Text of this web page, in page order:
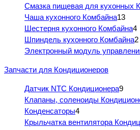
Смазка пищевая для кухонных
Чаша кухонного Комбайна13
Шестерня кухонного Комбайна4
Шпиндель кухонного Комбайна2
Электронный модуль
Запчасти для Кондиционеров
Датчик NTC Кондиционера9
Клапаны, соленоиды
Конденсаторы4
Крыльчатка вентилятора